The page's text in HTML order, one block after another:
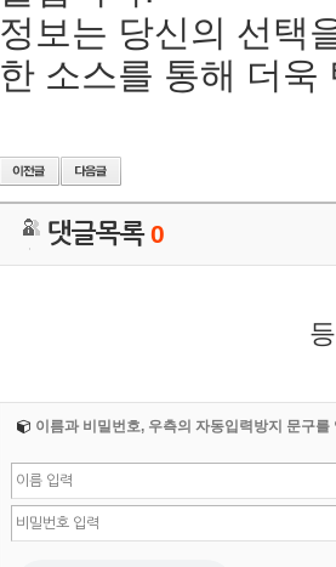
정보는 당신의 선택
한 소스를 통해 더욱
댓글목록0
이름과 비밀번호, 우측의 자동입력방지 문구를